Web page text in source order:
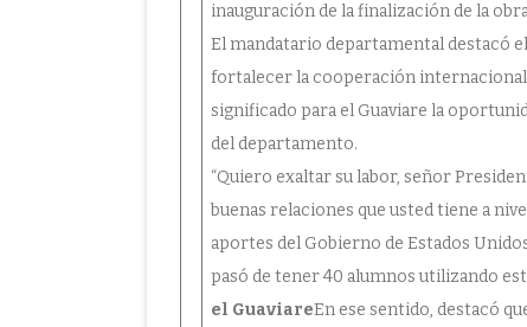
inauguración de la finalización de la
El mandatario departamental destacó
fortalecer la cooperación internacional
significado para el Guaviare la
del departamento.
“Quiero exaltar su labor, señor
buenas relaciones que usted tiene a
aportes del Gobierno de Estados
pasó de tener 40 alumnos utilizando
el GuaviareEn ese sentido, destacó